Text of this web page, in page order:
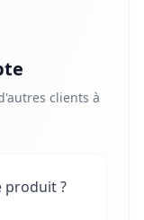
clients à
produit ?